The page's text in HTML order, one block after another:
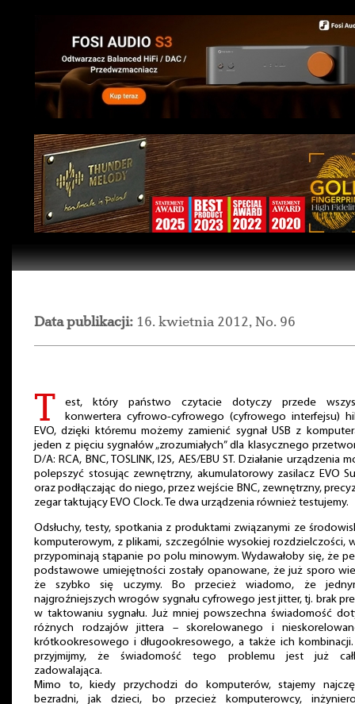
Data publikacji: 16. kwietnia 2012, No. 96
T
est, który państwo czytacie dotyczy przede
konwertera cyfrowo-cyfrowego (cyfrowego interfejsu)
EVO, dzięki któremu możemy zamienić sygnał USB z
jeden z pięciu sygnałów „zrozumiałych” dla klasycznego
D/A: RCA, BNC, TOSLINK, I2S, AES/EBU ST. Działanie urządzenia
polepszyć stosując zewnętrzny, akumulatorowy zasilacz EVO
oraz podłączając do niego, przez wejście BNC, zewnętrzny,
zegar taktujący EVO Clock. Te dwa urządzenia również testujemy.
Odsłuchy, testy, spotkania z produktami związanymi ze
komputerowym, z plikami, szczególnie wysokiej rozdzielczości,
przypominają stąpanie po polu minowym. Wydawałoby się, że
podstawowe umiejętności zostały opanowane, że już sporo
że szybko się uczymy. Bo przecież wiadomo, że
najgroźniejszych wrogów sygnału cyfrowego jest jitter, tj. brak
w taktowaniu sygnału. Już mniej powszechna świadomość
różnych rodzajów jittera – skorelowanego i
krótkookresowego i długookresowego, a także ich
przyjmijmy, że świadomość tego problemu jest już
zadowalająca.
Mimo to, kiedy przychodzi do komputerów, stajemy
bezradni, jak dzieci, bo przecież komputerowcy,